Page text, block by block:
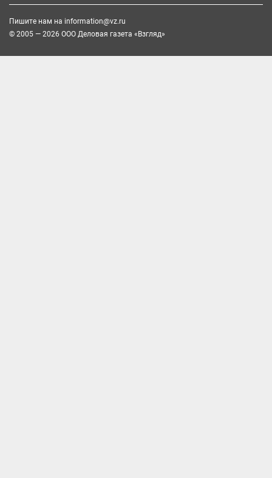
Пишите нам на information@vz.ru
© 2005 — 2026 ООО Деловая газета «Взгляд»